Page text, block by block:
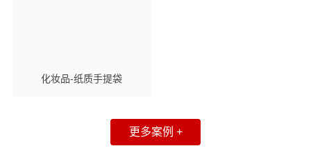
化妆品-纸质手提袋
更多案例 +